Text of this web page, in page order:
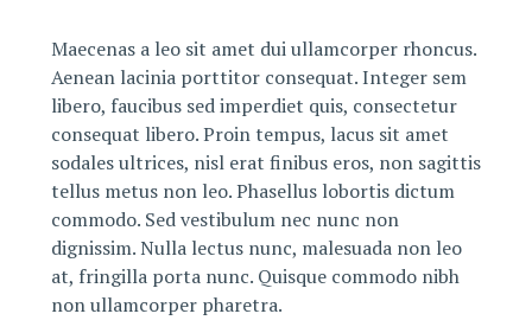
Maecenas a leo sit amet dui ullamcorper rhoncus.
Aenean lacinia porttitor consequat. Integer sem
libero, faucibus sed imperdiet quis, consectetur
consequat libero. Proin tempus, lacus sit amet
sodales ultrices, nisl erat finibus eros, non sagittis
tellus metus non leo. Phasellus lobortis dictum
commodo. Sed vestibulum nec nunc non
dignissim. Nulla lectus nunc, malesuada non leo
at, fringilla porta nunc. Quisque commodo nibh
non ullamcorper pharetra.